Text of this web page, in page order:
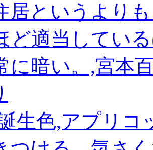
居というより
ど適当してい
に暗い。,宮本
生色,アプリ